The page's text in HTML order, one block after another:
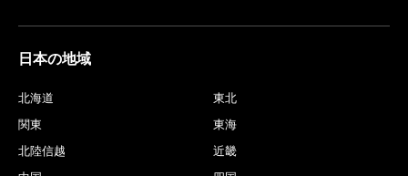
日本の地域
北海道
東北
関東
東海
北陸信越
近畿